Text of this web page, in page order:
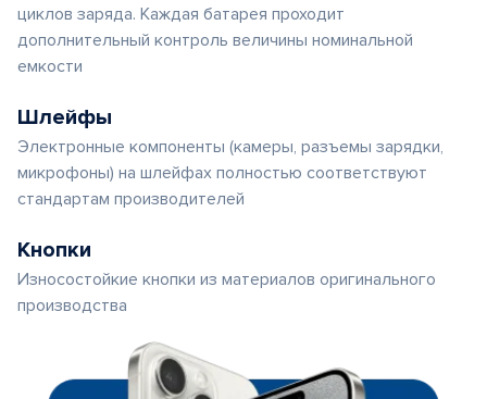
циклов заряда. Каждая батарея проходит
дополнительный контроль величины номинальной
емкости
Шлейфы
Электронные компоненты (камеры, разъемы зарядки,
микрофоны) на шлейфах полностью соответствуют
стандартам производителей
Кнопки
Износостойкие кнопки из материалов оригинального
производства